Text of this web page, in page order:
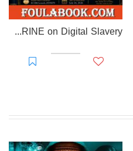
EL-RAKHAWI DOCTRINE on Digital Slavery